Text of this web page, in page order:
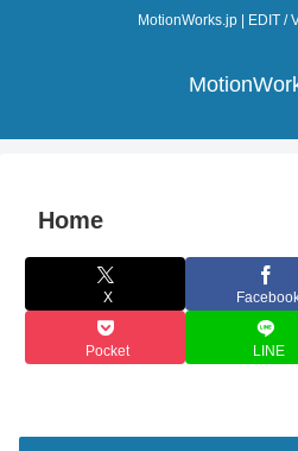
MotionWorks.jp | EDIT /
Home
X
Pocket LINE